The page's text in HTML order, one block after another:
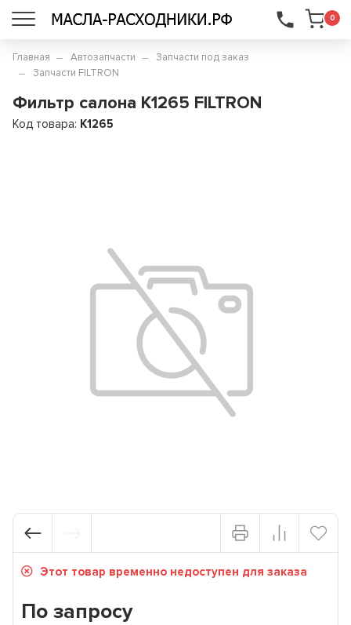
0
...
Главная Автозапчасти
Запчасти под заказ
Запчасти FILTRON
Фильтр салона K1265 FILTRON
Код товара: K1265
Этот товар временно недоступен для заказа
По запросу